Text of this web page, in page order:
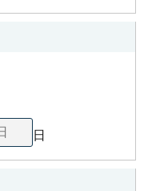
日